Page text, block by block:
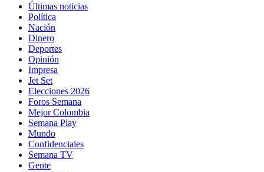
Últimas noticias
Política
Nación
Dinero
Deportes
Opinión
Impresa
Jet Set
Elecciones 2026
Foros Semana
Mejor Colombia
Semana Play
Mundo
Confidenciales
Semana TV
Gente